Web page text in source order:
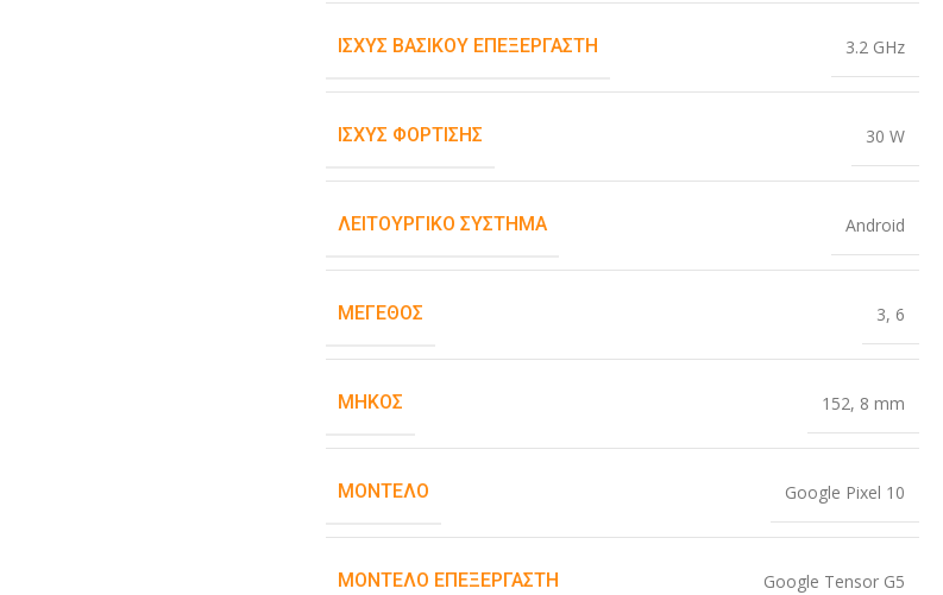
ΙΣΧΎΣ ΒΑΣΙΚΟΎ ΕΠΕΞΕΡΓΑΣΤΉ 3.2 GHz
ΙΣΧΎΣ ΦΌΡΤΙΣΗΣ 30 W
ΛΕΙΤΟΥΡΓΙΚΌ ΣΎΣΤΗΜΑ Android
ΜΈΓΕΘΟΣ 3, 6
ΜΉΚΟΣ 152, 8 mm
ΜΟΝΤΈΛΟ Google Pixel 10
ΜΟΝΤΈΛΟ ΕΠΕΞΕΡΓΑΣΤΉ Google Tensor G5